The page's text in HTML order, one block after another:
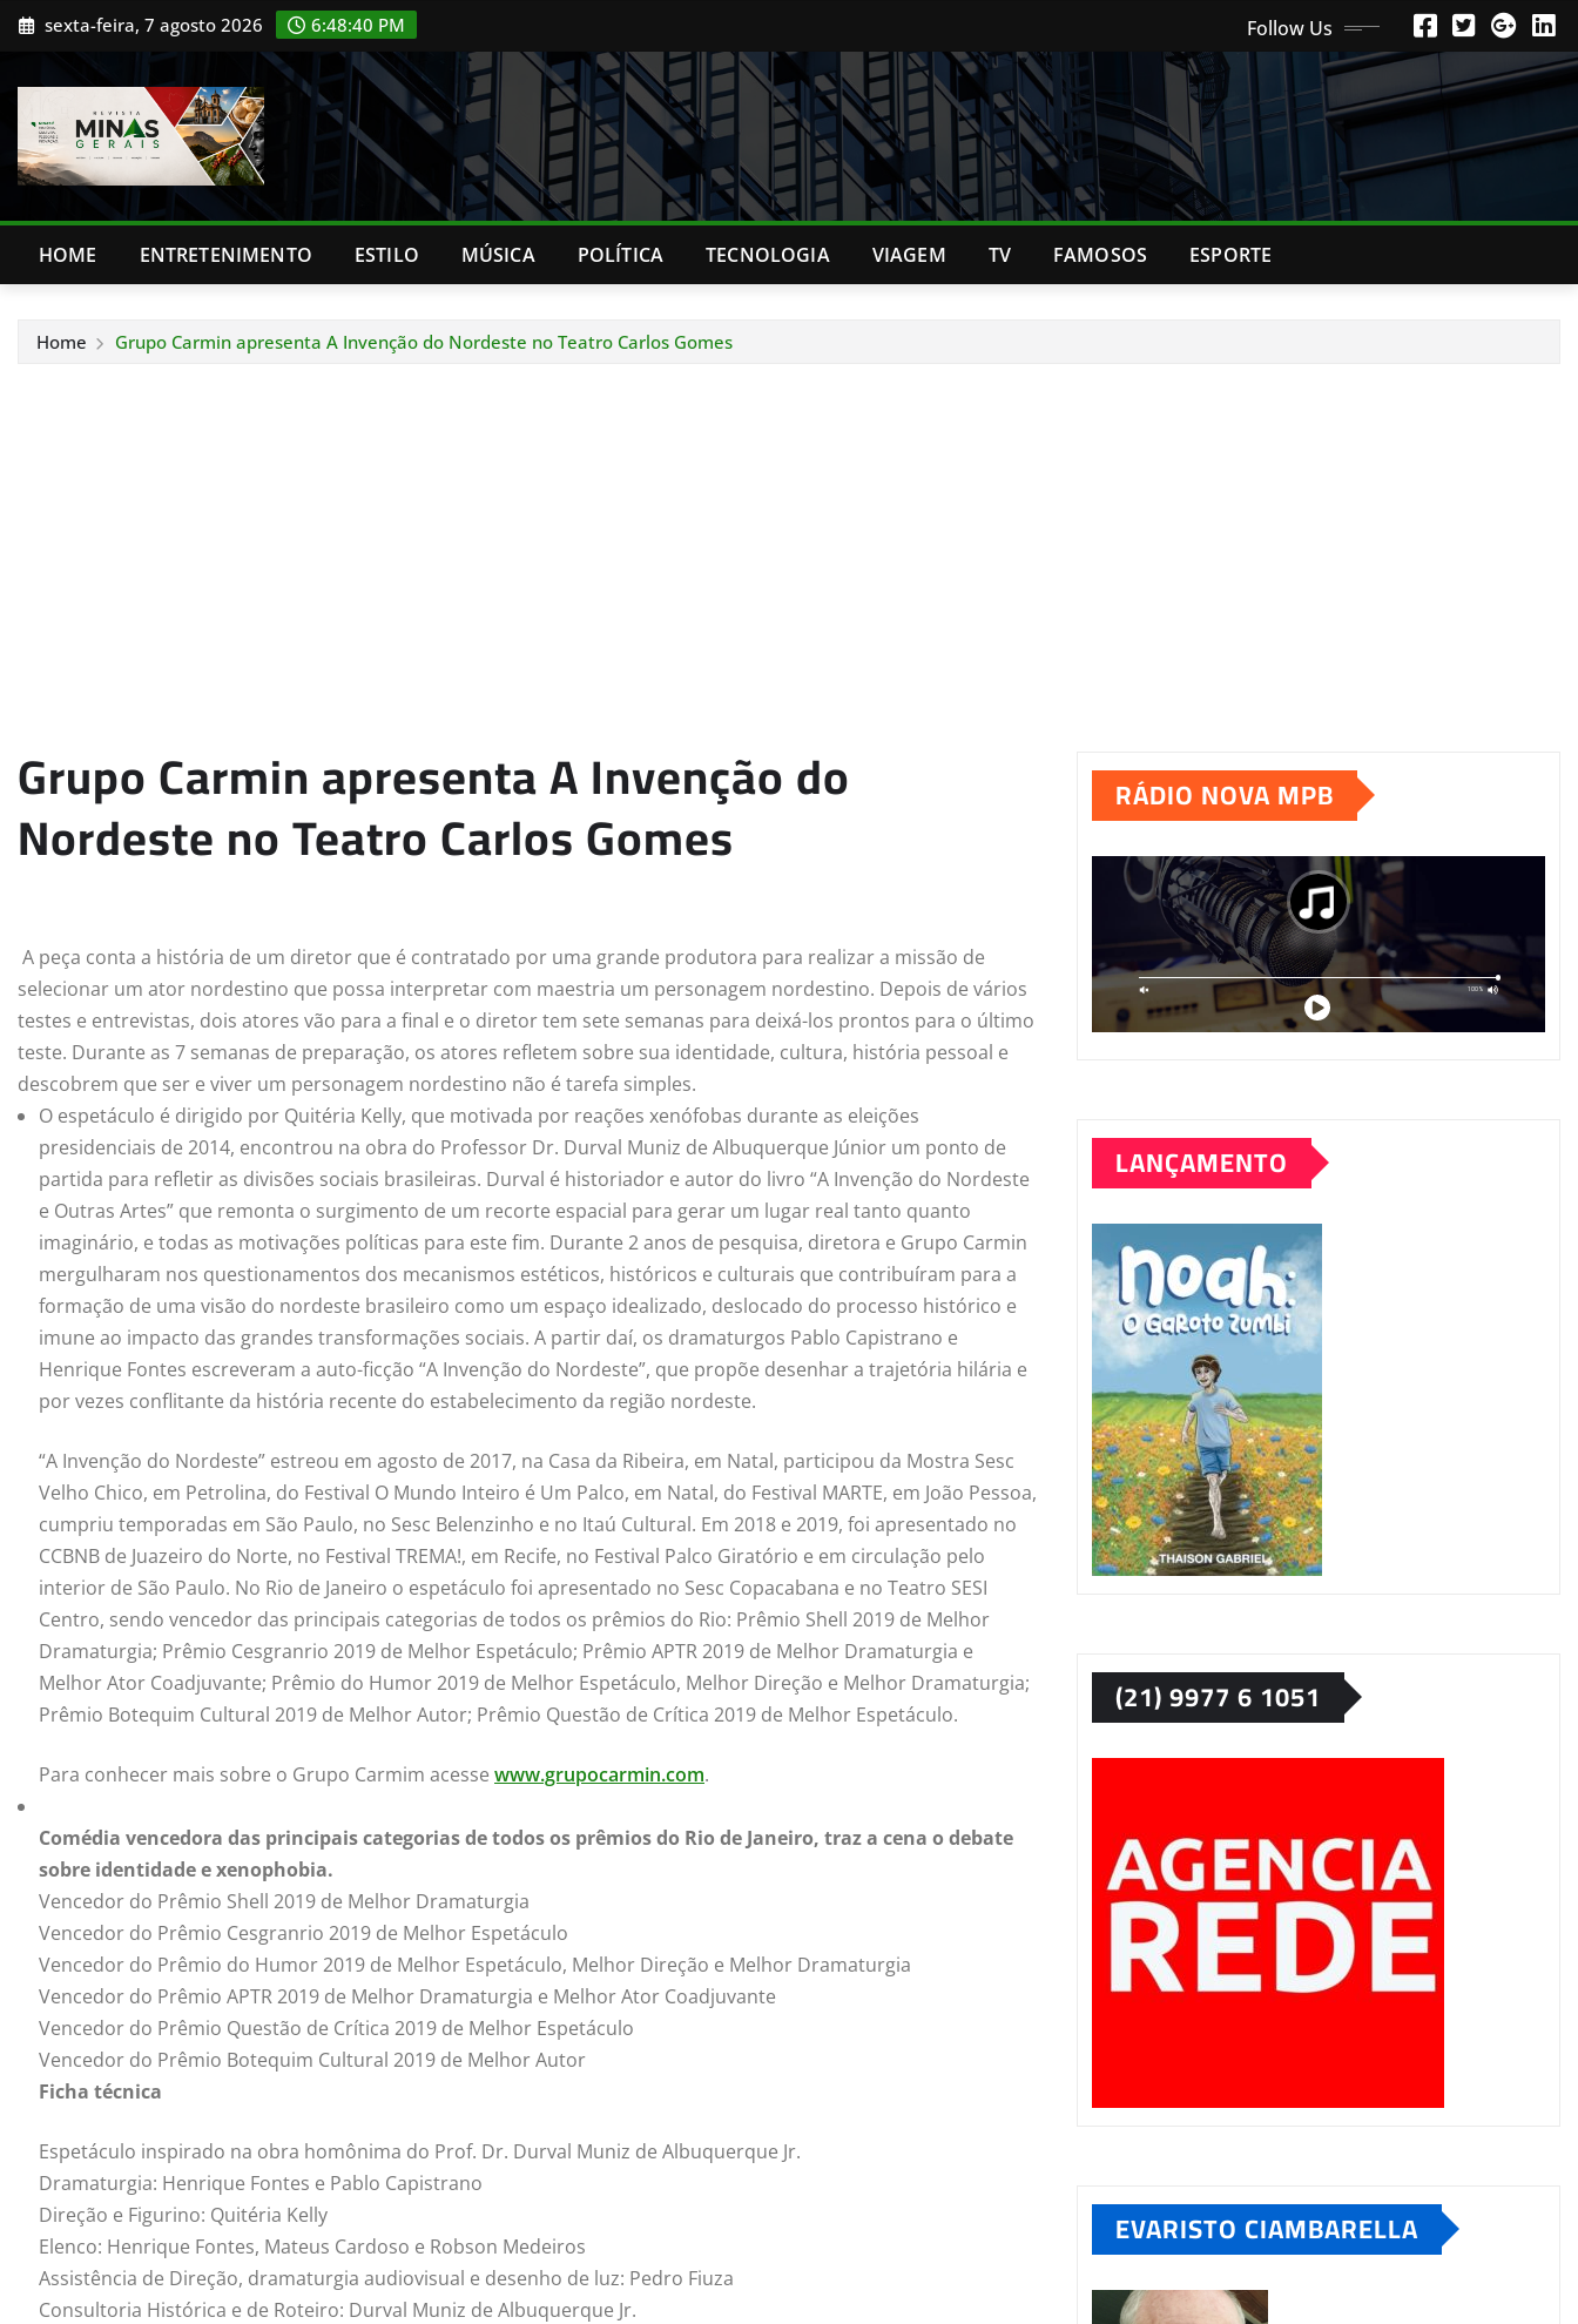
Skip sexta-feira, 7 agosto 2026 6:48:42 PM Follow Us
HOME ENTRETENIMENTO ESTILO MÚSICA POLÍTICA TECNOLOGIA VIAGEM TV FAMOSOS ESPORTE
Home Grupo Carmin apresenta A Invenção do Nordeste no Teatro Carlos Gomes
Grupo Carmin apresenta A Invenção do
Nordeste no Teatro Carlos Gomes
A peça conta a história de um diretor que é contratado por uma grande produtora para realizar a missão de
selecionar um ator nordestino que possa interpretar com maestria um personagem nordestino. Depois de vários
testes e entrevistas, dois atores vão para a final e o diretor tem sete semanas para deixá-los prontos para o último
teste. Durante as 7 semanas de preparação, os atores refletem sobre sua identidade, cultura, história pessoal e
descobrem que ser e viver um personagem nordestino não é tarefa simples.
O espetáculo é dirigido por Quitéria Kelly, que motivada por reações xenófobas durante as eleições
presidenciais de 2014, encontrou na obra do Professor Dr. Durval Muniz de Albuquerque Júnior um ponto de
partida para refletir as divisões sociais brasileiras. Durval é historiador e autor do livro “A Invenção do Nordeste
e Outras Artes” que remonta o surgimento de um recorte espacial para gerar um lugar real tanto quanto
imaginário, e todas as motivações políticas para este fim. Durante 2 anos de pesquisa, diretora e Grupo Carmin
mergulharam nos questionamentos dos mecanismos estéticos, históricos e culturais que contribuíram para a
formação de uma visão do nordeste brasileiro como um espaço idealizado, deslocado do processo histórico e
imune ao impacto das grandes transformações sociais. A partir daí, os dramaturgos Pablo Capistrano e
Henrique Fontes escreveram a auto-ficção “A Invenção do Nordeste”, que propõe desenhar a trajetória hilária e
por vezes conflitante da história recente do estabelecimento da região nordeste.
“A Invenção do Nordeste” estreou em agosto de 2017, na Casa da Ribeira, em Natal, participou da Mostra Sesc
Velho Chico, em Petrolina, do Festival O Mundo Inteiro é Um Palco, em Natal, do Festival MARTE, em João Pessoa,
cumpriu temporadas em São Paulo, no Sesc Belenzinho e no Itaú Cultural. Em 2018 e 2019, foi apresentado no
CCBNB de Juazeiro do Norte, no Festival TREMA!, em Recife, no Festival Palco Giratório e em circulação pelo
interior de São Paulo. No Rio de Janeiro o espetáculo foi apresentado no Sesc Copacabana e no Teatro SESI
Centro, sendo vencedor das principais categorias de todos os prêmios do Rio: Prêmio Shell 2019 de Melhor
Dramaturgia; Prêmio Cesgranrio 2019 de Melhor Espetáculo; Prêmio APTR 2019 de Melhor Dramaturgia e
Melhor Ator Coadjuvante; Prêmio do Humor 2019 de Melhor Espetáculo, Melhor Direção e Melhor Dramaturgia;
Prêmio Botequim Cultural 2019 de Melhor Autor; Prêmio Questão de Crítica 2019 de Melhor Espetáculo.
Para conhecer mais sobre o Grupo Carmim acesse www.grupocarmin.com.
Comédia vencedora das principais categorias de todos os prêmios do Rio de Janeiro, traz a cena o debate
sobre identidade e xenophobia.
Vencedor do Prêmio Shell 2019 de Melhor Dramaturgia
Vencedor do Prêmio Cesgranrio 2019 de Melhor Espetáculo
Vencedor do Prêmio do Humor 2019 de Melhor Espetáculo, Melhor Direção e Melhor Dramaturgia
Vencedor do Prêmio APTR 2019 de Melhor Dramaturgia e Melhor Ator Coadjuvante
Vencedor do Prêmio Questão de Crítica 2019 de Melhor Espetáculo
Vencedor do Prêmio Botequim Cultural 2019 de Melhor Autor
Ficha técnica
Espetáculo inspirado na obra homônima do Prof. Dr. Durval Muniz de Albuquerque Jr.
Dramaturgia: Henrique Fontes e Pablo Capistrano
Direção e Figurino: Quitéria Kelly
Elenco: Henrique Fontes, Mateus Cardoso e Robson Medeiros
Assistência de Direção, dramaturgia audiovisual e desenho de luz: Pedro Fiuza
Consultoria Histórica e de Roteiro: Durval Muniz de Albuquerque Jr.
RÁDIO NOVA MPB
LANÇAMENTO
(21) 9977 6 1051
EVARISTO CIAMBARELLA